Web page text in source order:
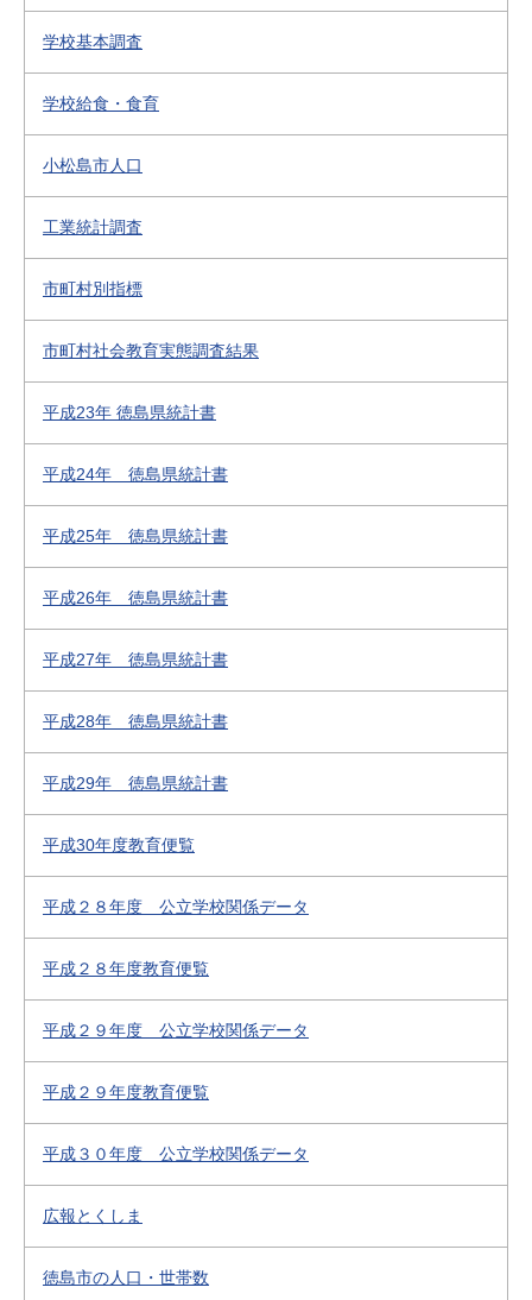
学校基本調査
学校給食・食育
小松島市人口
工業統計調査
市町村別指標
市町村社会教育実態調査結果
平成23年 徳島県統計書
平成24年 徳島県統計書
平成25年 徳島県統計書
平成26年 徳島県統計書
平成27年 徳島県統計書
平成28年 徳島県統計書
平成29年 徳島県統計書
平成30年度教育便覧
平成２８年度 公立学校関係データ
平成２８年度教育便覧
平成２９年度 公立学校関係データ
平成２９年度教育便覧
平成３０年度 公立学校関係データ
広報とくしま
徳島市の人口・世帯数